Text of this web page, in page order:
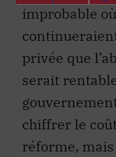
improbable
privée que
serait
chiffrer le
réforme,